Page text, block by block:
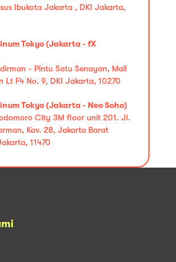
Ibukota Jakarta , DKI Jakarta,
Tokyo (Jakarta - fX
- Pintu Satu Senayan, Mall
Lt F4 No. 9, DKI Jakarta, 10270
Tokyo (Jakarta - Neo Soho)
City 3M floor unit 201. Jl.
Kav. 28, Jakarta Barat
11470